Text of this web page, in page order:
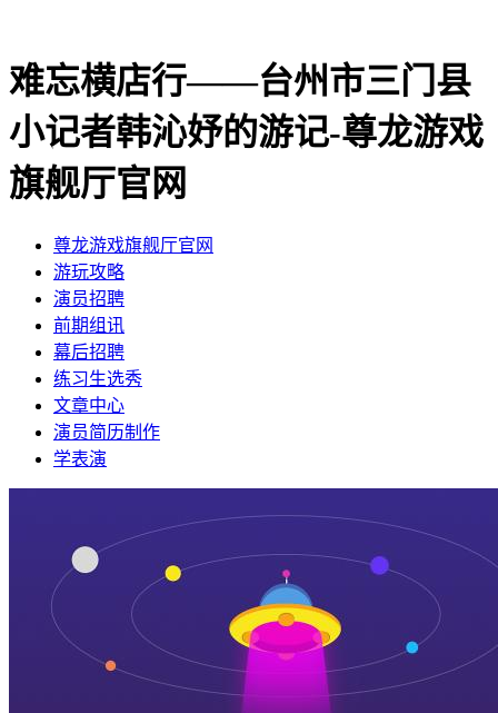
难忘横店行——台州市三门县
小记者韩沁妤的游记-尊龙游戏
旗舰厅官网
尊龙游戏旗舰厅官网
​游玩攻略
​演员招聘
​前期组讯
​幕后招聘
​练习生选秀
文章中心
演员简历制作
学表演